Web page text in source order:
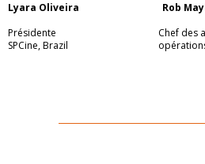
Lyara Oliveira Rob
Présidente Chef
SPCine, Brazil opérations,